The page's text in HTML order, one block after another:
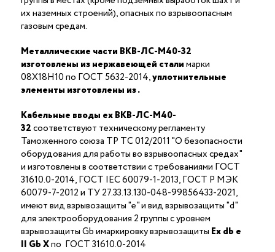
их наземных строений), опасных по взрывоопасным
газовым средам.
Металлические части ВКВ-ЛС-М40-32
изготовлены из нержавеющей сталимарки
08Х18Н10 по ГОСТ 5632-2014,уплотнительные
элементы изготовлены из.
Кабельные вводы ex ВКВ-ЛС-М40-
32соответствуют техническому регламенту
Таможенного союза ТР ТС 012/2011 "О безопасности
оборудования для работы во взрывоопасных средах"
и изготовлены в соответствии с требованиями ГОСТ
31610.0-2014, ГОСТ IEC 60079-1-2013, ГОСТ Р МЭК
60079-7-2012 и ТУ 27.33.13.130-048-99856433-2021,
имеют вид взрывозащиты "е" и вид взрывозащиты "d"
для электрооборудования 2 группы с уровнем
взрывозащиты Gb имаркировку взрывозащиты Ехdb е
II Gb Xпо ГОСТ 31610.0-2014